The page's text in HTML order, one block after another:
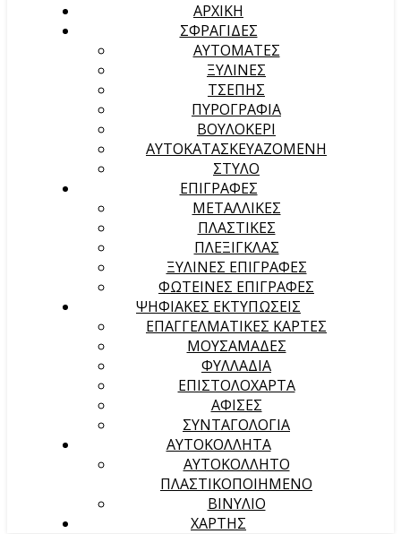
ΑΡΧΙΚΉ
ΣΦΡΑΓΙΔΕΣ
ΑΥΤΟΜΑΤΕΣ
ΞΥΛΙΝΕΣ
ΤΣΕΠΗΣ
ΠΥΡΟΓΡΑΦΙΑ
ΒΟΥΛΟΚΕΡΙ
ΑΥΤΟΚΑΤΑΣΚΕΥΑΖΟΜΕΝΗ
ΣΤΥΛΟ
ΕΠΙΓΡΑΦΕΣ
ΜΕΤΑΛΛΙΚΕΣ
ΠΛΑΣΤΙΚΕΣ
ΠΛΕΞΙΓΚΛΑΣ
ΞΥΛΙΝΕΣ ΕΠΙΓΡΑΦΕΣ
ΦΩΤΕΙΝΕΣ ΕΠΙΓΡΑΦΕΣ
ΨΗΦΙΑΚΕΣ ΕΚΤΥΠΩΣΕΙΣ
ΕΠΑΓΓΕΛΜΑΤΙΚΕΣ ΚΑΡΤΕΣ
ΜΟΥΣΑΜΑΔΕΣ
ΦΥΛΛΑΔΙΑ
ΕΠΙΣΤΟΛΟΧΑΡΤΑ
ΑΦΙΣΕΣ
ΣΥΝΤΑΓΟΛΟΓΙΑ
ΑΥΤΟΚΟΛΛΗΤΑ
ΑΥΤΟΚΟΛΛΗΤΟ
ΠΛΑΣΤΙΚΟΠΟΙΗΜΕΝΟ
ΒΙΝΥΛΙΟ
ΧΑΡΤΗΣ